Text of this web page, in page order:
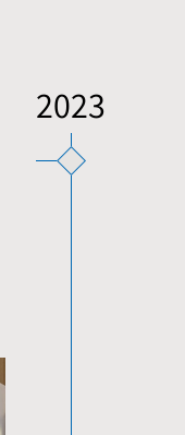
2023